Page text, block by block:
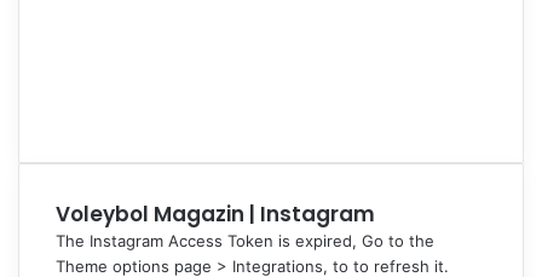
Voleybol Magazin | Instagram
The Instagram Access Token is expired, Go to the
Theme options page > Integrations, to to refresh it.